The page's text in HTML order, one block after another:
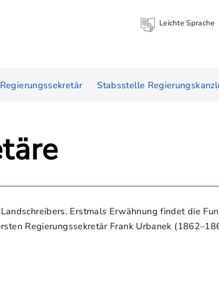
Leichte Sprache
Stabsstelle
Erstmals Erwähnung findet die
Regierungssekretär Frank Urbanek